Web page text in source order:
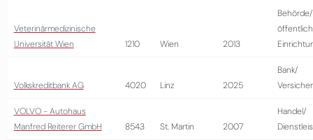
Veterinärmedizinische
Universität Wien
1210 Wien 2013
Behörde/
Volkskreditbank AG 4020 Linz 2025
Bank/
VOLVO - Autohaus
Manfred Reiterer GmbH
8543 St. Martin 2007
Handel/